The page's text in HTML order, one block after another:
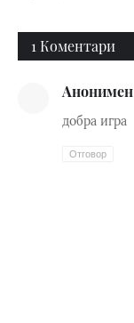
1 Коментари
Анонимен
добра игра
Отговор